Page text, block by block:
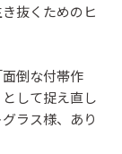
抜くためのヒ
倒な付帯作
して捉え直し
ラス様、あり